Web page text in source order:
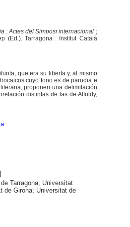
: Actes del Simposi internacional ;
(Ed.). Tarragona : Institut Català
que era su liberta y, al mismo
cuyo tono es de parodia e
proponen una delimitación
distintas de las de Alföldy,
Tarragona; Universitat
de Girona; Universitat de